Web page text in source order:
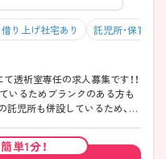
借り上げ社宅あり 託児所・保育支
透析室専任の求人募集です！！
いるためブランクのある方も
託児所も併設しているため、子
簡単1分！